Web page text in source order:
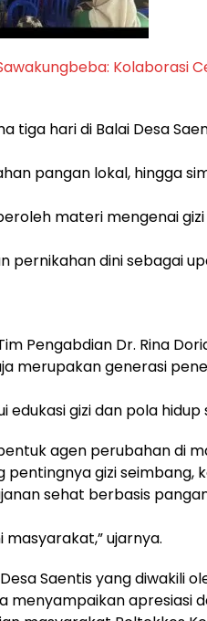
Kolaborasi
tiga hari di Balai Desa
pangan lokal, hingga
materi mengenai gizi
pernikahan dini sebagai
Pengabdian Dr. Rina
merupakan generasi
edukasi gizi dan pola hidup
agen perubahan di
gizi seimbang,
sehat berbasis
ujarnya.
Saentis yang diwakili
menyampaikan apresiasi